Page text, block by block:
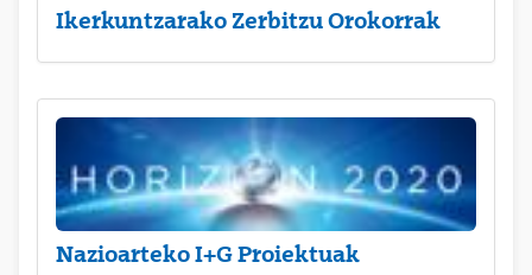
Ikerkuntzarako Zerbitzu Orokorrak
Nazioarteko I+G Proiektuak